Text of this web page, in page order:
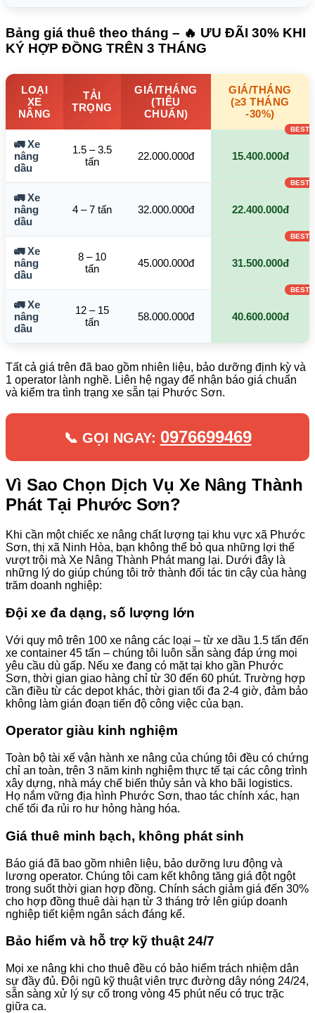
Bảng giá thuê theo tháng – 🔥 ƯU ĐÃI 30% KHI
KÝ HỢP ĐỒNG TRÊN 3 THÁNG
LOẠI
XE
NÂNG
TẢI
TRỌNG
GIÁ/THÁNG
(TIÊU
CHUẨN)
GIÁ/THÁNG
(≥3 THÁNG
-30%)
🚛 Xe
nâng
dầu
1.5 – 3.5
tấn
22.000.000đ 15.400.000đ
🚛 Xe
nâng
dầu
4 – 7 tấn 32.000.000đ 22.400.000đ
🚛 Xe
nâng
dầu
8 – 10
tấn
45.000.000đ 31.500.000đ
🚛 Xe
nâng
dầu
12 – 15
tấn
58.000.000đ 40.600.000đ
Tất cả giá trên đã bao gồm nhiên liệu, bảo dưỡng định kỳ và
1 operator lành nghề. Liên hệ ngay để nhận báo giá chuẩn
và kiểm tra tình trạng xe sẵn tại Phước Sơn.
📞 GỌI NGAY: 0976699469
Vì Sao Chọn Dịch Vụ Xe Nâng Thành
Phát Tại Phước Sơn?
Khi cần một chiếc xe nâng chất lượng tại khu vực xã Phước
Sơn, thị xã Ninh Hòa, bạn không thể bỏ qua những lợi thế
vượt trội mà Xe Nâng Thành Phát mang lại. Dưới đây là
những lý do giúp chúng tôi trở thành đối tác tin cậy của hàng
trăm doanh nghiệp:
Đội xe đa dạng, số lượng lớn
Với quy mô trên 100 xe nâng các loại – từ xe dầu 1.5 tấn đến
xe container 45 tấn – chúng tôi luôn sẵn sàng đáp ứng mọi
yêu cầu dù gấp. Nếu xe đang có mặt tại kho gần Phước
Sơn, thời gian giao hàng chỉ từ 30 đến 60 phút. Trường hợp
cần điều từ các depot khác, thời gian tối đa 2-4 giờ, đảm bảo
không làm gián đoạn tiến độ công việc của bạn.
Operator giàu kinh nghiệm
Toàn bộ tài xế vận hành xe nâng của chúng tôi đều có chứng
chỉ an toàn, trên 3 năm kinh nghiệm thực tế tại các công trình
xây dựng, nhà máy chế biến thủy sản và kho bãi logistics.
Họ nắm vững địa hình Phước Sơn, thao tác chính xác, hạn
chế tối đa rủi ro hư hỏng hàng hóa.
Giá thuê minh bạch, không phát sinh
Báo giá đã bao gồm nhiên liệu, bảo dưỡng lưu động và
lương operator. Chúng tôi cam kết không tăng giá đột ngột
trong suốt thời gian hợp đồng. Chính sách giảm giá đến 30%
cho hợp đồng thuê dài hạn từ 3 tháng trở lên giúp doanh
nghiệp tiết kiệm ngân sách đáng kể.
Bảo hiểm và hỗ trợ kỹ thuật 24/7
Mọi xe nâng khi cho thuê đều có bảo hiểm trách nhiệm dân
sự đầy đủ. Đội ngũ kỹ thuật viên trực đường dây nóng 24/24,
sẵn sàng xử lý sự cố trong vòng 45 phút nếu có trục trặc
giữa ca.